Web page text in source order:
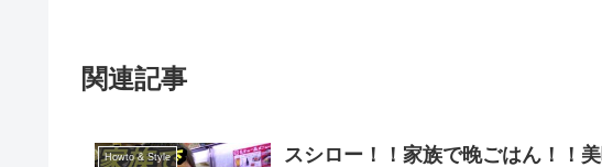
関連記事
Howto & Style
スシロー！！家族で晚ごはん！！